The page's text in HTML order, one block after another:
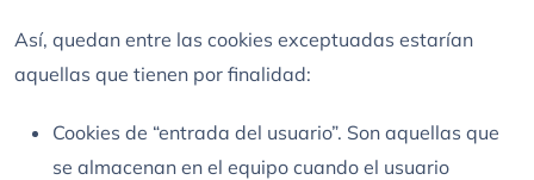
Así, quedan entre las cookies exceptuadas estarían
aquellas que tienen por finalidad:
Cookies de “entrada del usuario”. Son aquellas que
se almacenan en el equipo cuando el usuario